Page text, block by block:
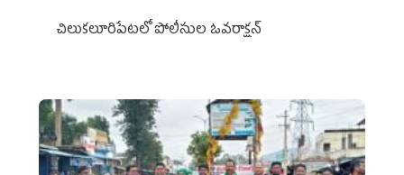
చిలుక‌లూరిపేట‌లో పోలీసుల ఓవ‌రాక్ష‌న్‌